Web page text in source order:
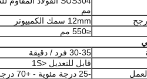
مم
12mm سمك الكمبيوتر
≤550 مم
30-35 فرد / دقيقة
قابل للتعديل <1S
-25 درجة مئوية - +70 درجة مئوية